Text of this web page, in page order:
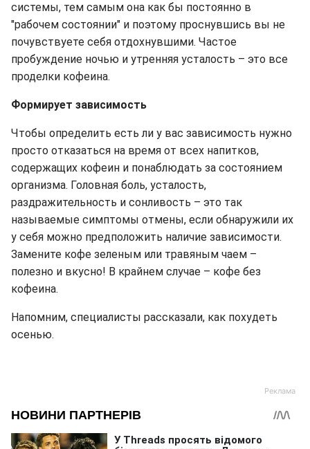
системы, тем самым она как бы постоянно в
"рабочем состоянии" и поэтому проснувшись вы не
почувствуете себя отдохнувшими. Частое
пробуждение ночью и утренняя усталость – это все
проделки кофеина.
Формирует зависимость
Чтобы определить есть ли у вас зависимость нужно
просто отказаться на время от всех напитков,
содержащих кофеин и понаблюдать за состоянием
организма. Головная боль, усталость,
раздражительность и сонливость – это так
называемые симптомы отмены, если обнаружили их
у себя можно предположить наличие зависимости.
Замените кофе зеленым или травяным чаем –
полезно и вкусно! В крайнем случае – кофе без
кофеина.
Напомним, специалисты рассказали, как похудеть
осенью.